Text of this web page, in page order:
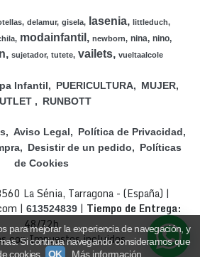
delamur gisela lasenia littleduch
modainfantil newborn nina nino
sujetador tutete vailets vueltaalcole
Infantil PUERICULTURA
MUJER
RUNBOTT
Aviso Legal
Política de Privacidad
Desistir de un pedido
Políticas
de Cookies
La Sénia, Tarragona - (España) |
| 613524839 | Tiempo de Entrega:
48/72h
con Impuestos incluidos
para mejorar la experiencia de navegación, y
Si continúa navegando consideramos que
cookies.
OK Más información